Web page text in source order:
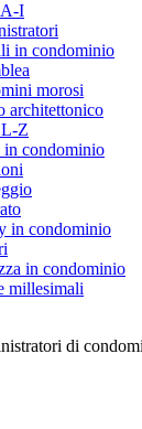
I
in condominio
morosi
architettonico
Z
condominio
in condominio
in condominio
millesimali